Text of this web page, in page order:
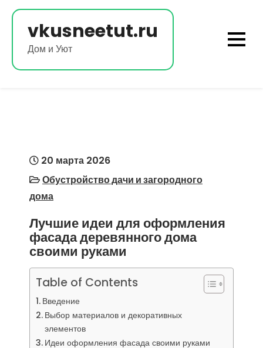
Перейти
содержимому
vkusneetut.ru
Дом и Уют
20 марта 2026
Обустройство дачи и загородного
дома
Лучшие идеи для оформления
фасада деревянного дома
своими руками
Table of Contents
Введение
Выбор материалов и декоративных
элементов
Идеи оформления фасада своими руками